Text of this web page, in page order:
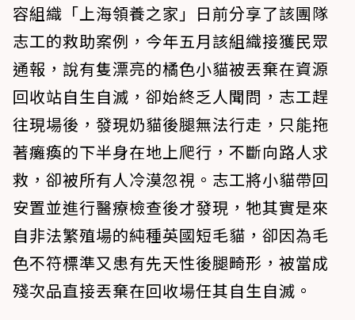
容組織「上海領養之家」日前分享了該團隊
志工的救助案例，今年五月該組織接獲民眾
通報，說有隻漂亮的橘色小貓被丟棄在資源
回收站自生自滅，卻始終乏人聞問，志工趕
往現場後，發現奶貓後腿無法行走，只能拖
著癱瘓的下半身在地上爬行，不斷向路人求
救，卻被所有人冷漠忽視。志工將小貓帶回
安置並進行醫療檢查後才發現，牠其實是來
自非法繁殖場的純種英國短毛貓，卻因為毛
色不符標準又患有先天性後腿畸形，被當成
殘次品直接丟棄在回收場任其自生自滅。